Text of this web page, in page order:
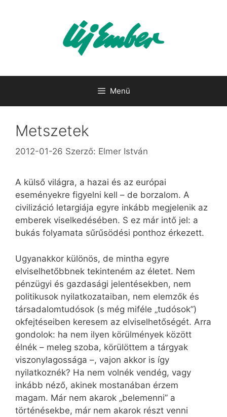
Menü
Metszetek
2012-01-26 Szerző: Elmer István
A külső világra, a hazai és az európai
eseményekre figyelni kell – de borzalom. A
civilizáció letargiája egyre inkább megjelenik az
emberek viselkedésében. S ez már intő jel: a
bukás folyamata sűrűsödési ponthoz érkezett.
Ugyanakkor különös, de mintha egyre
elviselhetőbbnek tekinteném az életet. Nem
pénzügyi és gazdasági jelentésekben, nem
politikusok nyilatkozataiban, nem elemzők és
társadalomtudósok (s még miféle „tudósok”)
okfejtéseiben keresem az elviselhetőségét. Arra
gondolok: ha nem ilyen körülmények között
élnék – meleg szoba, körülöttem a tárgyak
viszonylagossága –, vajon akkor is így
nyilatkoznék? Ha nem volnék vendég, vagy
inkább néző, akinek mostanában érzem
magam. Már nem akarok „belemenni” a
történésekbe, már nem akarok részt venni